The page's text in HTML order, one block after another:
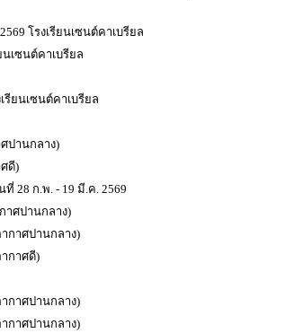
โรงเรียนเซนต์คาเบรียล
เซนต์คาเบรียล
ยนเซนต์คาเบรียล
ปานกลาง)
ดี)
28 ก.พ. - 19 มี.ค. 2569
าศปานกลาง)
กาศปานกลาง)
กาศดี)
กาศปานกลาง)
กาศปานกลาง)